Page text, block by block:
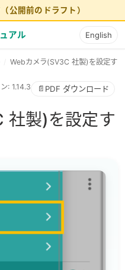
アル English
Webカメラ(SV3C 社製)を設定す
: 1.14.3 📄 PDF ダウンロード
社製)を設定す